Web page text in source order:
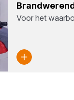
Voor het